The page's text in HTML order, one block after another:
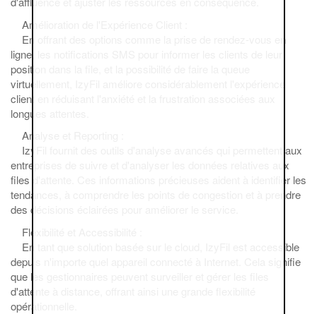
Amélioration de l'Expérience Client :
En offrant des options comme la prise de rendez-vous en
ligne, les notifications SMS pour informer les clients de leur
position dans la file, et la possibilité de faire la queue
virtuellement, IzyFil améliore considérablement l'expérience
client en réduisant l'anxiété et la frustration associées aux
longues attentes.
Analyse et Reporting :
IzyFil fournit des outils d'analyse avancés qui permettent aux
entreprises de suivre et d'analyser les données relatives aux
files d'attente. Ces informations précieuses aident à identifier les
tendances, à comprendre les points de congestion et à prendre
des décisions éclairées pour améliorer le service.
Flexibilité et Accessibilité :
En tant que solution basée sur le cloud, IzyFil est accessible
depuis n'importe quel appareil connecté à Internet. Cela signifie
que les gestionnaires peuvent surveiller et gérer les files
d'attente à distance, offrant ainsi une grande flexibilité
opérationnelle.